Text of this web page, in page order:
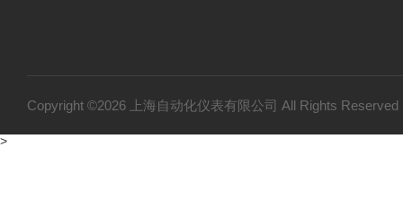
Copyright ©2026 上海自动化仪表有限公司 All Rights
>